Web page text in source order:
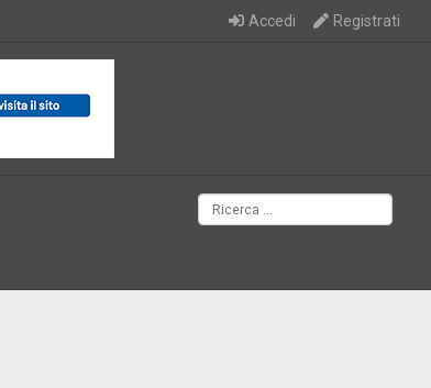
Accedi Registrati